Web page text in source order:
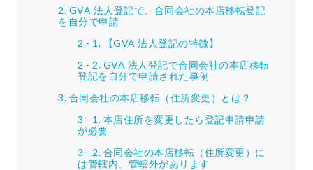
GVA 法人登記で、合同会社の本店移転登記
を自分で申請
【GVA 法人登記の特徴】
GVA 法人登記で合同会社の本店移転
登記を自分で申請された事例
合同会社の本店移転（住所変更）とは？
本店住所を変更したら登記申請申請
が必要
合同会社の本店移転（住所変更）に
は管轄内、管轄外があります